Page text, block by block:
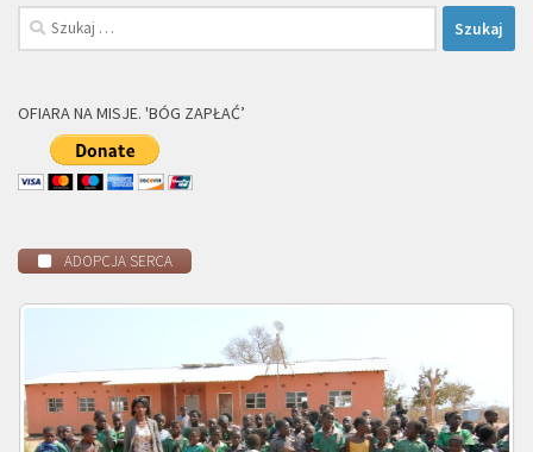
Szukaj:
OFIARA NA MISJE. 'BÓG ZAPŁAĆ’
ADOPCJA SERCA